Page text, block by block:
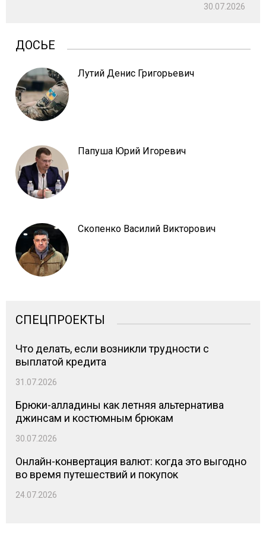
30.07.2026
ДОСЬЕ
Лутий Денис Григорьевич
Папуша Юрий Игоревич
Скопенко Василий Викторович
СПЕЦПРОЕКТЫ
Что делать, если возникли трудности с
выплатой кредита
31.07.2026
Брюки-алладины как летняя альтернатива
джинсам и костюмным брюкам
30.07.2026
Онлайн-конвертация валют: когда это выгодно
во время путешествий и покупок
24.07.2026